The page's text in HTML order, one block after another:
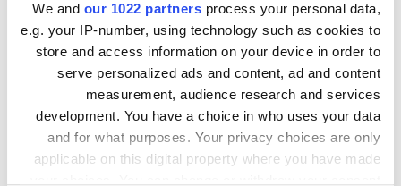
We and our 1022 partners process your personal data,
e.g. your IP-number, using technology such as cookies to
store and access information on your device in order to
serve personalized ads and content, ad and content
measurement, audience research and services
development. You have a choice in who uses your data
and for what purposes. Your privacy choices are only
applicable on this digital property where you have made
المرافق
المرطبات
شبكة واي فاي مجانيّة
شاشات تلفزيون
انتقالات مجانية